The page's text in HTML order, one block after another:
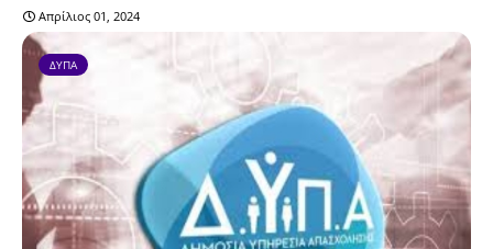
Απρίλιος 01, 2024
ΔΥΠΑ